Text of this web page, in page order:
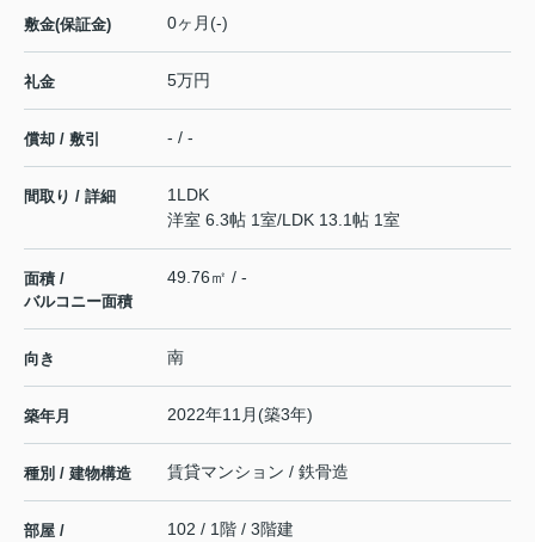
敷金(保証金) 0ヶ月(-)
礼金 5万円
償却 / 敷引 - / -
間取り / 詳細
1LDK
洋室 6.3帖 1室/LDK 13.1帖 1室
面積 /
バルコニー面積
49.76㎡ / -
向き 南
築年月 2022年11月(築3年)
種別 / 建物構造 賃貸マンション / 鉄骨造
部屋 /
102 / 1階 / 3階建